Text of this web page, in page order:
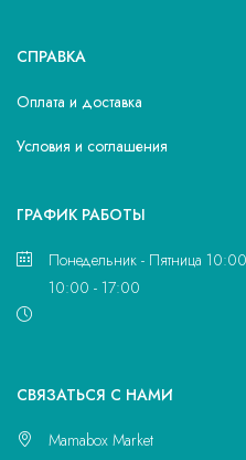
СПРАВКА
Оплата и доставка
Условия и соглашения
ГРАФИК РАБОТЫ
Понедельник - Пятница
10:00 - 17:00
CВЯЗАТЬСЯ С НАМИ
Mamabox Market